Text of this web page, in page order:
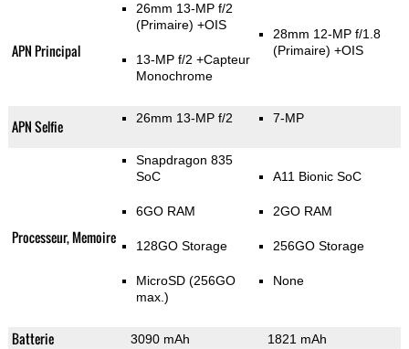
APN Principal
26mm 13-MP f/2
(Primaire) +OIS
13-MP f/2 +Capteur
Monochrome
28mm 12-MP f/1.8
(Primaire) +OIS
APN Selfie 26mm 13-MP f/2 7-MP
Processeur, Memoire
Snapdragon 835
SoC
6GO RAM
128GO Storage
MicroSD (256GO
max.)
A11 Bionic SoC
2GO RAM
256GO Storage
None
Batterie 3090 mAh 1821 mAh